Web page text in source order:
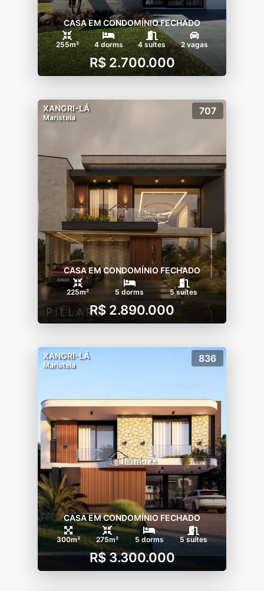
-Lounge gourmet
-Quadra de futebol 7
-Quadra de futebol 5
KIDS
-Piscina infantil
CASA ZEN
CASA EM CONDOMÍNIO FECHADO
255m² 4 dorms 4 suítes 2 vagas
R$ 2.700.000
XANGRI-LÁ
Maristela
707
CASA EM CONDOMÍNIO FECHADO
225m² 5 dorms 5 suítes
R$ 2.890.000
XANGRI-LÁ
Maristela
836
CASA EM CONDOMÍNIO FECHADO
300m² 275m² 5 dorms 5 suítes
R$ 3.300.000